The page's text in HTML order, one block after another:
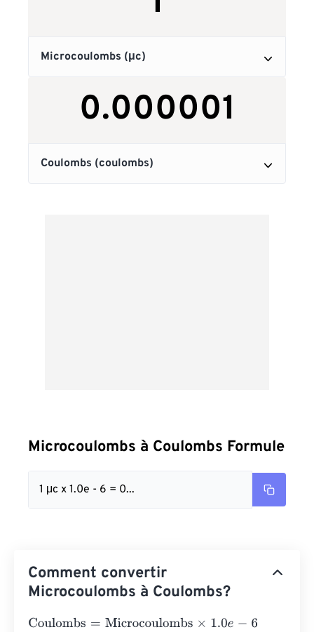
Microcoulombs à Coulombs Formule
1 μc x 1.0e - 6 = 0...
Comment convertir
Microcoulombs à Coulombs?
Coulombs= Microcoulombs×1.0e- 6